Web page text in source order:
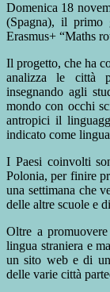
Domenica 18
(Spagna), il primo
Erasmus+ “Maths
Il progetto, che ha
analizza le città
insegnando agli
mondo con occhi
antropici il
indicato come
I Paesi coinvolti
Polonia, per finire
una settimana che
delle altre scuole e
Oltre a
lingua straniera e
un sito web e di
delle varie città